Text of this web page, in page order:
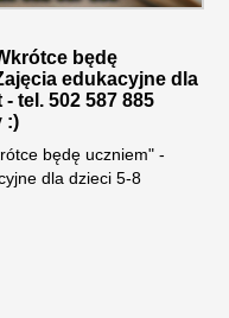
będę
edukacyjne dla
tel. 502 587 885
:)
będę uczniem" -
dla dzieci 5-8